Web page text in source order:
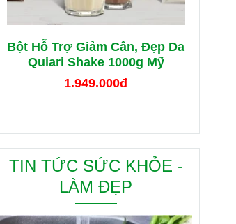
Bột Hỗ Trợ Giảm Cân, Đẹp Da
Quiari Shake 1000g Mỹ
1.949.000đ
TIN TỨC SỨC KHỎE -
LÀM ĐẸP